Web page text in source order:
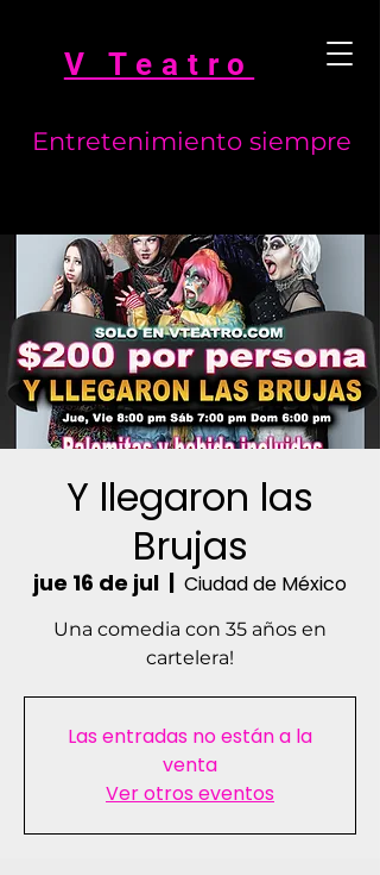
V Teatro
Entretenimiento siempre
Y llegaron las
Brujas
jue 16 de jul
  |
Ciudad de México
Una comedia con 35 años en
cartelera!
Las entradas no están a la
venta
Ver otros eventos